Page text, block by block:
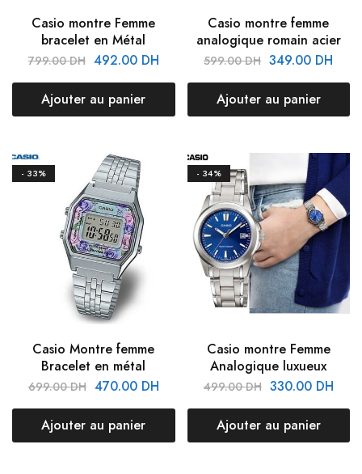
Casio montre Femme
bracelet en Métal
799.00DH 492.00 DH
Ajouter au panier
Casio montre femme
analogique romain acier
599.00DH 349.00 DH
Ajouter au panier
- 33%
Casio Montre femme
Bracelet en métal
699.00DH 470.00 DH
Ajouter au panier
- 34%
Casio montre Femme
Analogique luxueux
499.00DH 330.00 DH
Ajouter au panier